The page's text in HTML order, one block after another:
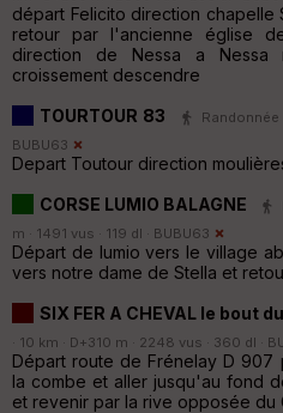
départ Felicito direction chapelle
retour par l'ancienne église
direction de Nessa a
croissement descendre
TOURTOUR 83
Randonnée
BUBU63
Depart Toutour direction
CORSE LUMIO BALAGNE
m · 1491 vus · 119 dl · BUBU63
Départ de lumio vers le village
vers notre dame de Stella et
SIX FER A CHEVAL le bout
· 10 km · D+310 m · 2248 vus · 360 dl ·
Départ route de Frénelay D
la combe et aller jusqu'au fond
et revenir par la rive opposée du